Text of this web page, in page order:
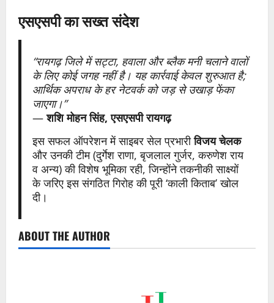
एसएसपी का सख्त संदेश
“रायगढ़ जिले में सट्टा, हवाला और ब्लैक मनी चलाने वालों
के लिए कोई जगह नहीं है। यह कार्रवाई केवल शुरुआत है;
आर्थिक अपराध के हर नेटवर्क को जड़ से उखाड़ फेंका
जाएगा।”
—शशि मोहन सिंह, एसएसपी रायगढ़
इस सफल ऑपरेशन में साइबर सेल प्रभारीविजय चेलक
और उनकी टीम (दुर्गेश राणा, बृजलाल गुर्जर, करुणेश राय
व अन्य) की विशेष भूमिका रही, जिन्होंने तकनीकी साक्ष्यों
के जरिए इस संगठित गिरोह की पूरी ‘काली किताब’ खोल
दी।
ABOUT THE AUTHOR